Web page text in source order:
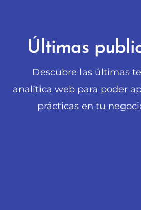
Últimas
Descubre las últimas
analítica web para poder
prácticas en tu